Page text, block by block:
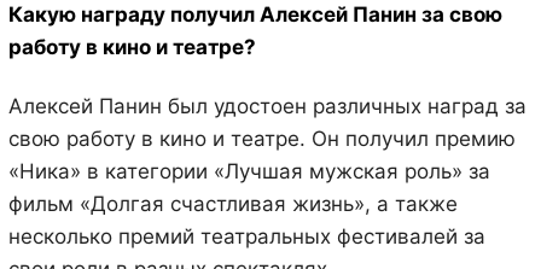
Какую награду получил Алексей Панин за свою
работу в кино и театре?
Алексей Панин был удостоен различных наград за
свою работу в кино и театре. Он получил премию
«Ника» в категории «Лучшая мужская роль» за
фильм «Долгая счастливая жизнь», а также
несколько премий театральных фестивалей за